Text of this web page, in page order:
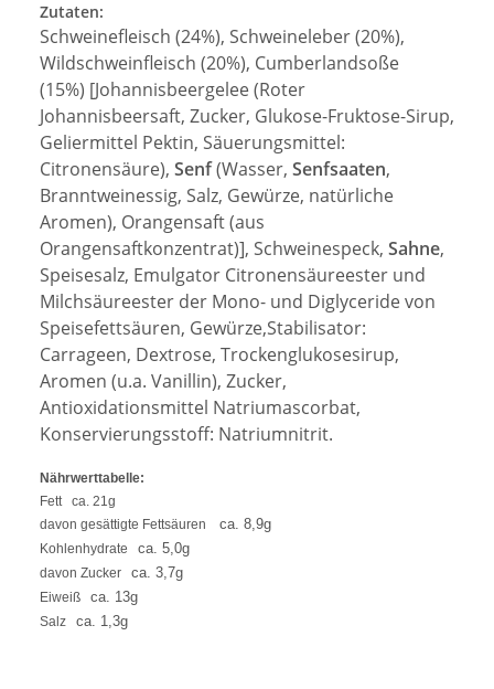
Zutaten:
Schweinefleisch (24%), Schweineleber (20%),
Wildschweinfleisch (20%), Cumberlandsoße
(15%) [Johannisbeergelee (Roter
Johannisbeersaft, Zucker, Glukose-Fruktose-Sirup,
Geliermittel Pektin, Säuerungsmittel:
Citronensäure), Senf(Wasser, Senfsaaten,
Branntweinessig, Salz, Gewürze, natürliche
Aromen), Orangensaft (aus
Orangensaftkonzentrat)], Schweinespeck, Sahne,
Speisesalz, Emulgator Citronensäureester und
Milchsäureester der Mono- und Diglyceride von
Speisefettsäuren, Gewürze,Stabilisator:
Carrageen, Dextrose, Trockenglukosesirup,
Aromen (u.a. Vanillin), Zucker,
Antioxidationsmittel Natriumascorbat,
Konservierungsstoff: Natriumnitrit.
Nährwerttabelle:
Fett ca. 21g
davon gesättigte Fettsäuren ca. 8,9g
Kohlenhydrate ca. 5,0g
davon Zucker ca. 3,7g
Eiweiß ca. 13g
Salz ca. 1,3g